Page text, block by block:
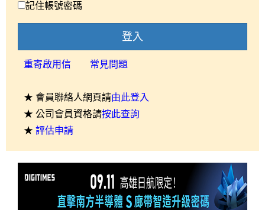
記住帳號密碼
登入
重寄啟用信 常見問題
★ 會員聯絡人網頁請由此登入
★ 公司會員資格請按此查詢
★ 評估申請